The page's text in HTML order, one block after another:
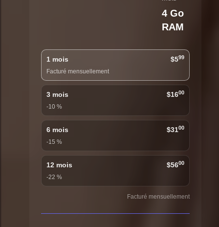
4 Go
RAM
1 mois $599
Facturé mensuellement
3 mois $1600
-10 %
6 mois $3100
-15 %
12 mois $5600
-22 %
Facturé mensuellement